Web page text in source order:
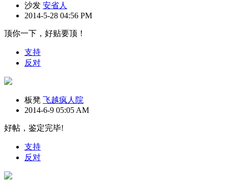
沙发 安省人
2014-5-28 04:56 PM
顶你一下，好贴要顶！
支持
反对
板凳 飞越疯人院
2014-6-9 05:05 AM
好帖，鉴定完毕!
支持
反对